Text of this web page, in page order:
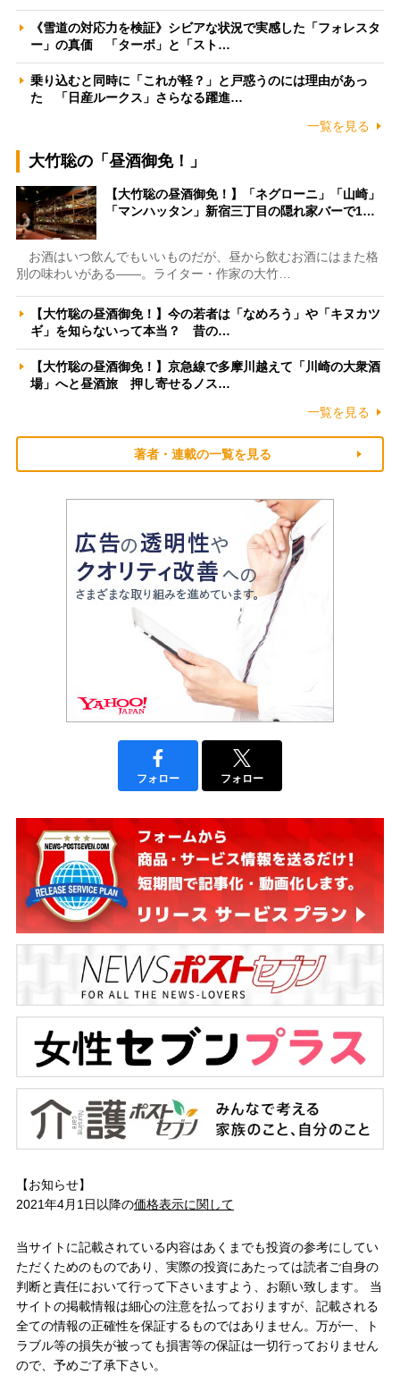
《雪道の対応力を検証》シビアな状況で実感した「フォレスタ
ー」の真価 「ターボ」と「スト…
乗り込むと同時に「これが軽？」と戸惑うのには理由があっ
た 「日産ルークス」さらなる躍進…
一覧を見る
大竹聡の「昼酒御免！」
【大竹聡の昼酒御免！】「ネグローニ」「山崎」
「マンハッタン」新宿三丁目の隠れ家バーで1…
お酒はいつ飲んでもいいものだが、昼から飲むお酒にはまた格
別の味わいがある――。ライター・作家の大竹…
【大竹聡の昼酒御免！】今の若者は「なめろう」や「キヌカツ
ギ」を知らないって本当？ 昔の…
【大竹聡の昼酒御免！】京急線で多摩川越えて「川崎の大衆酒
場」へと昼酒旅 押し寄せるノス…
一覧を見る
著者・連載の一覧を見る
フォロー フォロー
【お知らせ】
2021年4月1日以降の価格表示に関して
当サイトに記載されている内容はあくまでも投資の参考にしてい
ただくためのものであり、実際の投資にあたっては読者ご自身の
判断と責任において行って下さいますよう、お願い致します。 当
サイトの掲載情報は細心の注意を払っておりますが、記載される
全ての情報の正確性を保証するものではありません。万が一、ト
ラブル等の損失が被っても損害等の保証は一切行っておりません
ので、予めご了承下さい。